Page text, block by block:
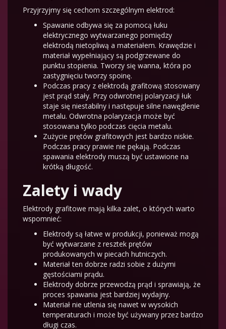
Przyjrzyjmy się cechom szczególnym elektrod:
Spawanie odbywa się za pomocą łuku
elektrycznego wytwarzanego pomiędzy
elektrodą nietopliwą a materiałem. Krawędzie i
materiał wypełniający są podgrzewane do
punktu stopienia. Tworzy się wanna, która po
zastygnięciu tworzy spoinę.
Podczas pracy z elektrodą grafitową stosowany
jest prąd stały. Przy odwrotnej polaryzacji łuk
staje się niestabilny i następuje silne nawęglenie
metalu. Odwrotna polaryzacja może być
stosowana tylko podczas cięcia metalu.
Zużycie prętów grafitowych jest bardzo niskie.
Podczas pracy prawie nie pękają. Podczas
spawania elektrody muszą być ustawione na
krótką długość.
Zalety i wady
Elektrody grafitowe mają kilka zalet, o których warto
wspomnieć:
Elektrody są łatwe w produkcji, ponieważ mogą
być wytwarzane z resztek prętów
produkowanych w piecach hutniczych.
Materiał ten dobrze radzi sobie z dużymi
gęstościami prądu.
Elektrody dobrze przewodzą prąd i sprawiają, że
proces spawania jest bardziej wydajny.
Materiał nie utlenia się nawet w wysokich
temperaturach i może być używany przez bardzo
długi czas.